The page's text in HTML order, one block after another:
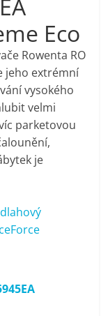
Eco
Rowenta RO
jeho extrémní
vysokého
velmi
parketovou
je